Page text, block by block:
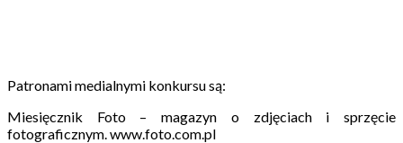
Patronami medialnymi konkursu są:
Miesięcznik Foto – magazyn o zdjęciach i sprzęcie
fotograficznym. www.foto.com.pl